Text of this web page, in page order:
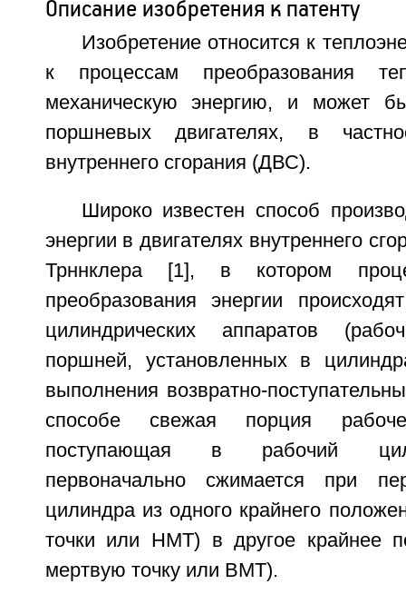
Описание изобретения к патенту
Изобретение относится к
к процессам преобразования
механическую энергию, и может
поршневых двигателях, в
внутреннего сгорания (ДВС).
Широко известен способ
энергии в двигателях внутреннего
Трннклера [1], в котором
преобразования энергии
цилиндрических аппаратов
поршней, установленных в
выполнения возвратно-
способе свежая порция
поступающая в рабочий
первоначально сжимается при
цилиндра из одного крайнего
точки или НМТ) в другое крайнее
мертвую точку или ВМТ).